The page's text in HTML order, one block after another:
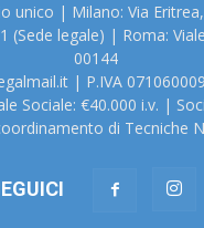
unico | Milano: Via
(Sede legale) | Roma:
00144
| P.IVA
Sociale: €40.000 i.v. |
di Tecniche